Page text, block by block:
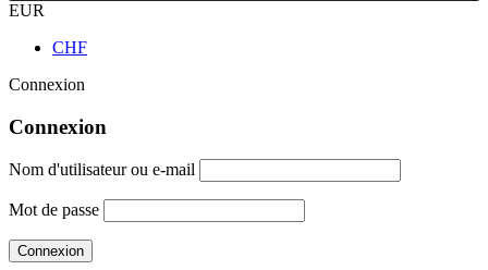
EUR
CHF
Connexion
Connexion
Nom d'utilisateur ou e-mail
Mot de passe